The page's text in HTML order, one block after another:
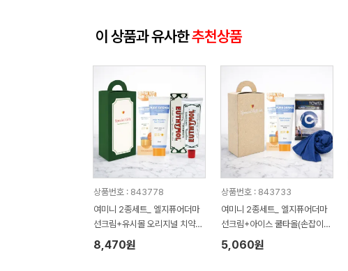
이 상품과 유사한추천상품
상품번호 : 843778
여미니 2종세트_ 엘지퓨어더마
선크림+유시몰 오리지널 치약4
0g(손잡이박스)
8,470원
상품번호 : 843733
여미니 2종세트_ 엘지퓨어더마
선크림+아이스 쿨타올(손잡이박
스)
5,060원